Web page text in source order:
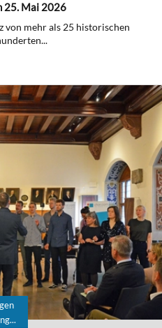
25. Mai 2026
von mehr als 25 historischen